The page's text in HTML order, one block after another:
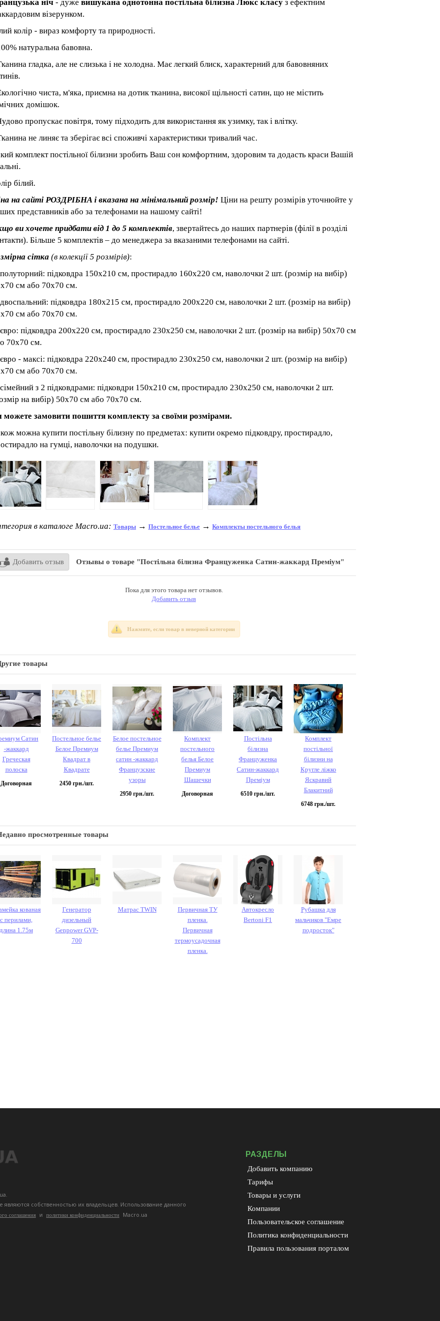
ніч - дуже вишукана однотонна постільна білизна Люкс класу з ефектним
візерунком.
колір - вираз комфорту та природності.
натуральна бавовна.
гладка, але не слизька і не холодна. Має легкий блиск, характерний для бавовняних
чиста, м'яка, приємна на дотик тканина, високої щільності сатин, що не містить
домішок.
пропускає повітря, тому підходить для використання як узимку, так і влітку.
не линяє та зберігає всі споживчі характеристики тривалий час.
комплект постільної білизни зробить Ваш сон комфортним, здоровим та додасть краси Вашій
білий.
на сайті РОЗДРІБНА і вказана на мінімальний розмір! Ціни на решту розмірів уточнюйте у
представників або за телефонами на нашому сайті!
ви хочете придбати від 1 до 5 комплектів, звертайтесь до наших партнерів (філії в розділі
Більше 5 комплектів – до менеджера за вказаними телефонами на сайті.
сітка (в колекції 5 розмірів):
підковдра 150x210 см, простирадло 160x220 см, наволочки 2 шт. (розмір на вибір)
см або 70x70 см.
підковдра 180x215 см, простирадло 200x220 см, наволочки 2 шт. (розмір на вибір)
см або 70x70 см.
підковдра 200x220 см, простирадло 230x250 см, наволочки 2 шт. (розмір на вибір) 50x70 см
70x70 см.
- максі: підковдра 220x240 см, простирадло 230x250 см, наволочки 2 шт. (розмір на вибір)
см або 70x70 см.
з 2 підковдрами: підковдри 150x210 см, простирадло 230x250 см, наволочки 2 шт.
на вибір) 50x70 см або 70x70 см.
можете замовити пошиття комплекту за своїми розмірами.
можна купити постільну білизну по предметах: купити окремо підковдру, простирадло,
на гумці, наволочки на подушки.
в каталоге Macro.ua: Товары → Постельное белье → Комплекты постельного белья
Добавить отзыв Отзывы о товаре "Постільна білизна Француженка Сатин-жаккард Преміум"
Пока для этого товара нет отзывов.
Добавить отзыв
Нажмите, если товар в неверной категории
товары
Сатин
-жаккард
Греческая
полоска
Договорная
Постельное белье
Белое Премиум
Квадрат в
Квадрате
2450 грн./шт.
Белое постельное
белье Премиум
сатин -жаккард
Французские
узоры
2950 грн./шт.
Комплект
постельного
белья Белое
Премиум
Шашечки
Договорная
Постільна
білизна
Француженка
Сатин-жаккард
Преміум
6510 грн./шт.
Комплект
постільної
білизни на
Кругле ліжко
Яскравий
Блакитний
6748 грн./шт.
просмотренные товары
кованая
с перилами,
длина 1.75м
Генератор
дизельный
Genpower GVP-
700
Матрас TWIN
Первичная ТУ
пленка.
Первичная
термоусадочная
пленка.
Автокресло
Bertoni F1
Рубашка для
мальчиков "Емре
подросток"
собственностью их владельцев. Использование данного
соглашения и политики конфиденциальности Macro.ua
РАЗДЕЛЫ
Добавить компанию
Тарифы
Товары и услуги
Компании
Пользовательское соглашение
Политика конфиденциальности
Правила пользования порталом